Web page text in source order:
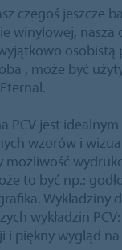
czegoś jeszcze
winylowej,
osobistą
, może być
PCV jest
wzorów i
możliwość
to być np.:
Wykładziny
wykładzin
i piękny wygląd